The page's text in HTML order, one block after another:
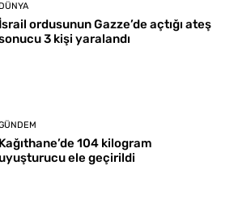
DÜNYA
İsrail ordusunun Gazze’de açtığı ateş
3 kişi yaralandı
Kağıthane’de 104 kilogram
uyuşturucu ele geçirildi